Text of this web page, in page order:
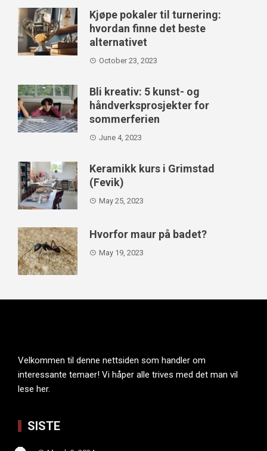
Kjøpe pokaler til turnering:
hvordan finne det beste
alternativet
October 23, 2023
Bli kreativ: 5 kunst- og
håndverksprosjekter for
sommerferien
June 4, 2023
Keramikk kurs i Grimstad
(Fevik)
May 25, 2023
Hvorfor maur på badet?
May 19, 2023
Velkommen til denne nettsiden som handler om
interessante temaer! Vi håper alle trives med det man vil
lese her.
SISTE